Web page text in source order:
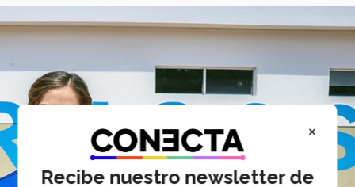
×
Recibe nuestro newsletter de